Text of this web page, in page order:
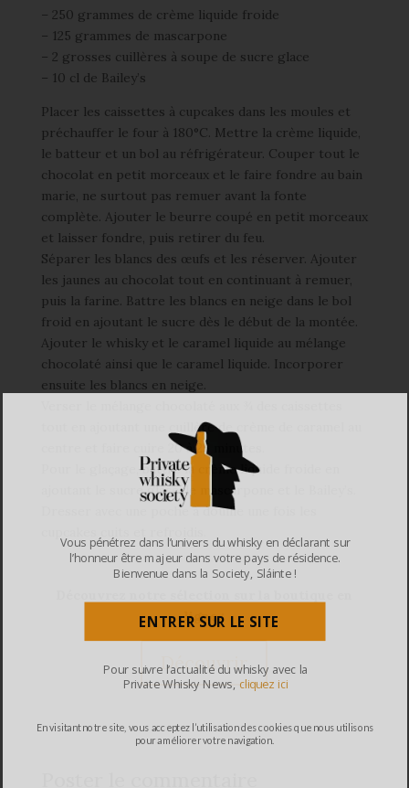
– 250 grammes de crème liquide froide
– 125 grammes de mascarpone
– 2 grosses cuillères à soupe de sucre glace
– 10 cl de Bailey’s
Placer les caissettes à cupcakes dans les moules et
préchauffer le four à 180°C. Mettre la crème liquide,
le batteur et un bol au réfrigérateur. Couper tout le
chocolat en petit morceaux et le faire fondre au bain
marie, ne surtout pas remuer avant la fonte
complète. Ajouter le beurre coupé en petit morceaux
et laisser fondre, puis retirer du feu.
Séparer les blancs des œufs et les réserver. Ajouter
les jaunes au chocolat tout en continuant à remuer,
puis la farine. Battre les blancs en neige dans le bol
froid en ajoutant le sucre dès le début de la montée.
Ajouter le whisky et le caramel liquide au mélange
chocolaté ainsi que le caramel liquide. Incorporer
ensuite les blancs en neige.
tout en ajoutant une cuillère de crème de caramel au
centre et faire cuire 20 à 25 minutes.
Pour le glaçage, battre la crème liquide froide en
ajoutant le sucre glace, le mascarpone et le Bailey’s.
Dresser avec une poche à douille une fois les
ligne :
Découvrir
Vous pénétrez dans l’univers du whisky en déclarant sur
l’honneur être majeur dans votre pays de résidence.
Bienvenue dans la Society, Sláinte !
ENTRER SUR LE SITE
En visitant notre site, vous acceptez l’utilisation des cookies que nous utilisons
pour améliorer votre navigation.
Pour suivre l’actualité du whisky avec la
Private Whisky News, cliquez ici